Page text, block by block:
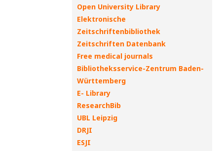
Open University Library
Elektronische
Zeitschriftenbibliothek
Zeitschriften Datenbank
Free medical journals
Bibliotheksservice-Zentrum Baden-
Württemberg
E- Library
ResearchBib
UBL Leipzig
DRJI
ESJI